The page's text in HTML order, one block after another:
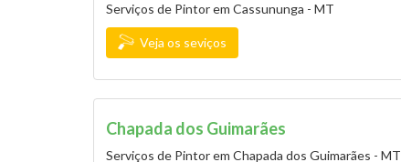
Serviços de Pintor em Cassununga - MT
Veja os seviços
Chapada dos Guimarães
Serviços de Pintor em Chapada dos Guimarães - MT